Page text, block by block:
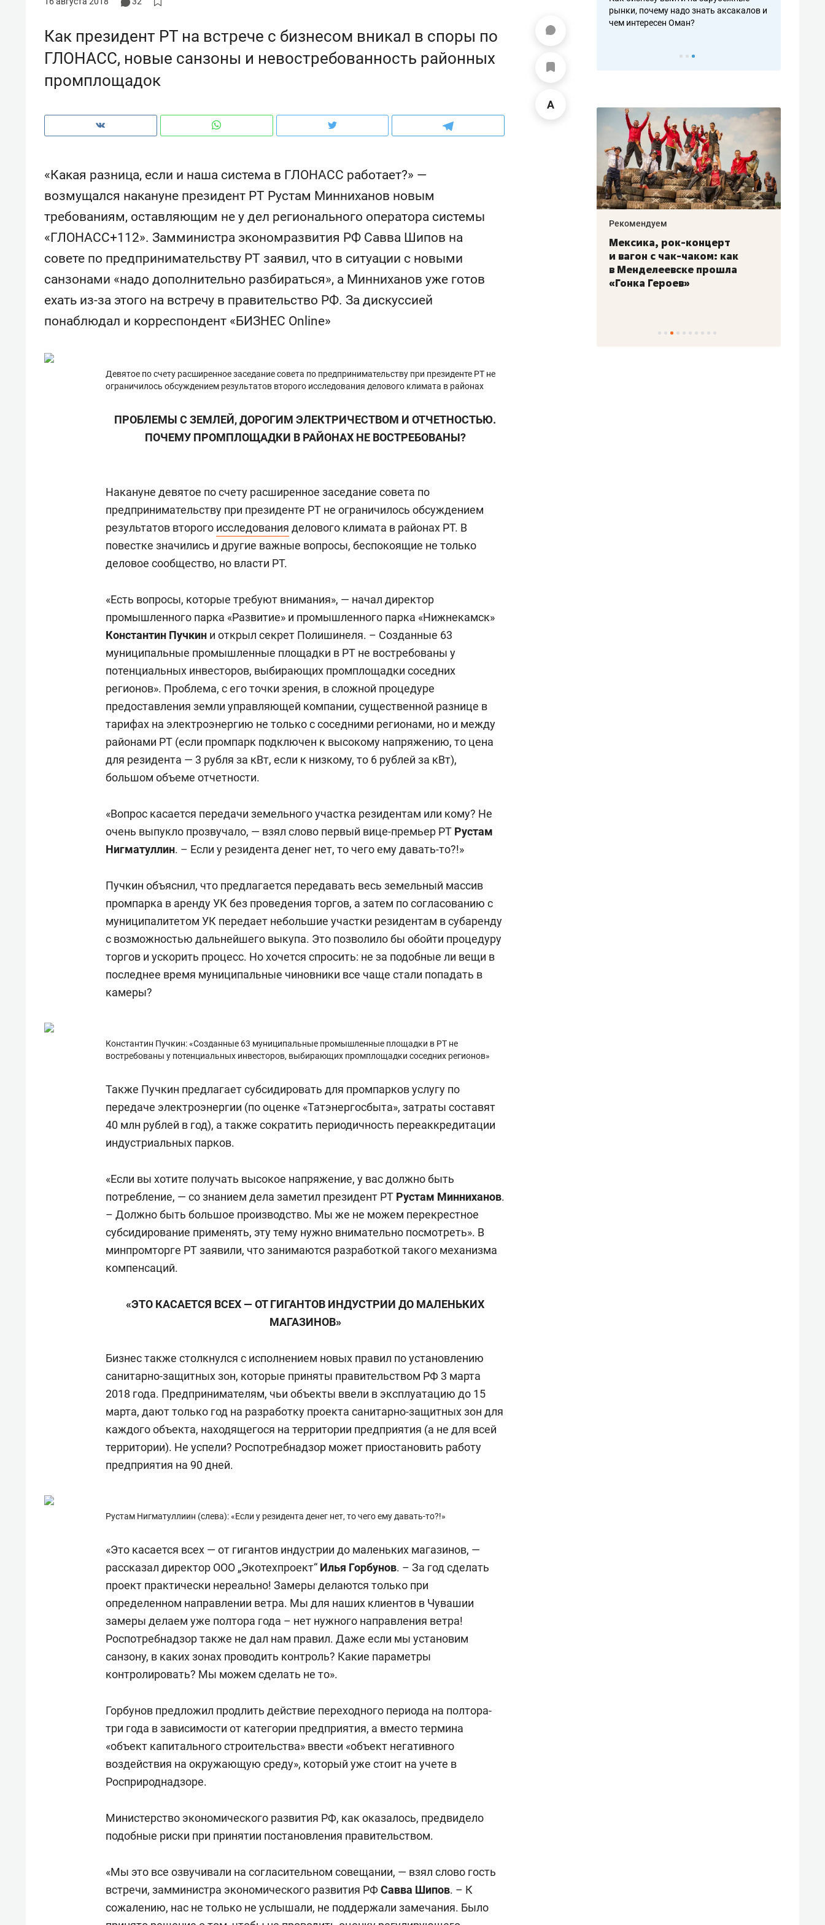
Как президент РТ на встрече с бизнесом вникал в споры по
ГЛОНАСС, новые санзоны и невостребованность районных
промплощадок
«Какая разница, если и наша система в ГЛОНАСС работает?» —
возмущался накануне президент РТ Рустам Минниханов новым
требованиям, оставляющим не у дел регионального оператора системы
«ГЛОНАСС+112». Замминистра экономразвития РФ Савва Шипов на
совете по предпринимательству РТ заявил, что в ситуации с новыми
санзонами «надо дополнительно разбираться», а Минниханов уже готов
ехать из-за этого на встречу в правительство РФ. За дискуссией
понаблюдал и корреспондент «БИЗНЕС Online»
Девятое по счету расширенное заседание совета по предпринимательству при президенте РТ не
ограничилось обсуждением результатов второго исследования делового климата в районах
ПРОБЛЕМЫ С ЗЕМЛЕЙ, ДОРОГИМ ЭЛЕКТРИЧЕСТВОМ И ОТЧЕТНОСТЬЮ.
ПОЧЕМУ ПРОМПЛОЩАДКИ В РАЙОНАХ НЕ ВОСТРЕБОВАНЫ?
Накануне девятое по счету расширенное заседание совета по
предпринимательству при президенте РТ не ограничилось обсуждением
результатов второго исследования делового климата в районах РТ. В
повестке значились и другие важные вопросы, беспокоящие не только
деловое сообщество, но власти РТ.
«Есть вопросы, которые требуют внимания», — начал директор
промышленного парка «Развитие» и промышленного парка «Нижнекамск»
Константин Пучкин и открыл секрет Полишинеля. – Созданные 63
муниципальные промышленные площадки в РТ не востребованы у
потенциальных инвесторов, выбирающих промплощадки соседних
регионов». Проблема, с его точки зрения, в сложной процедуре
предоставления земли управляющей компании, существенной разнице в
тарифах на электроэнергию не только с соседними регионами, но и между
районами РТ (если промпарк подключен к высокому напряжению, то цена
для резидента — 3 рубля за кВт, если к низкому, то 6 рублей за кВт),
большом объеме отчетности.
«Вопрос касается передачи земельного участка резидентам или кому? Не
очень выпукло прозвучало, — взял слово первый вице-премьер РТ Рустам
Нигматуллин. – Если у резидента денег нет, то чего ему давать-то?!»
Пучкин объяснил, что предлагается передавать весь земельный массив
промпарка в аренду УК без проведения торгов, а затем по согласованию с
муниципалитетом УК передает небольшие участки резидентам в субаренду
с возможностью дальнейшего выкупа. Это позволило бы обойти процедуру
торгов и ускорить процесс. Но хочется спросить: не за подобные ли вещи в
последнее время муниципальные чиновники все чаще стали попадать в
камеры?
Константин Пучкин: «Созданные 63 муниципальные промышленные площадки в РТ не
востребованы у потенциальных инвесторов, выбирающих промплощадки соседних регионов»
Также Пучкин предлагает субсидировать для промпарков услугу по
передаче электроэнергии (по оценке «Татэнергосбыта», затраты составят
40 млн рублей в год), а также сократить периодичность переаккредитации
индустриальных парков.
«Если вы хотите получать высокое напряжение, у вас должно быть
потребление, — со знанием дела заметил президент РТ Рустам Минниханов.
– Должно быть большое производство. Мы же не можем перекрестное
субсидирование применять, эту тему нужно внимательно посмотреть». В
минпромторге РТ заявили, что занимаются разработкой такого механизма
компенсаций.
«ЭТО КАСАЕТСЯ ВСЕХ — ОТ ГИГАНТОВ ИНДУСТРИИ ДО МАЛЕНЬКИХ
МАГАЗИНОВ»
Бизнес также столкнулся с исполнением новых правил по установлению
санитарно-защитных зон, которые приняты правительством РФ 3 марта
2018 года. Предпринимателям, чьи объекты ввели в эксплуатацию до 15
марта, дают только год на разработку проекта санитарно-защитных зон для
каждого объекта, находящегося на территории предприятия (а не для всей
территории). Не успели? Роспотребнадзор может приостановить работу
предприятия на 90 дней.
Рустам Нигматуллиин (слева): «Если у резидента денег нет, то чего ему давать-то?!»
«Это касается всех — от гигантов индустрии до маленьких магазинов, —
рассказал директор ООО „Экотехпроект“ Илья Горбунов. – За год сделать
проект практически нереально! Замеры делаются только при
определенном направлении ветра. Мы для наших клиентов в Чувашии
замеры делаем уже полтора года – нет нужного направления ветра!
Роспотребнадзор также не дал нам правил. Даже если мы установим
санзону, в каких зонах проводить контроль? Какие параметры
контролировать? Мы можем сделать не то».
Горбунов предложил продлить действие переходного периода на полтора-
три года в зависимости от категории предприятия, а вместо термина
«объект капитального строительства» ввести «объект негативного
воздействия на окружающую среду», который уже стоит на учете в
Росприроднадзоре.
Министерство экономического развития РФ, как оказалось, предвидело
подобные риски при принятии постановления правительством.
«Мы это все озвучивали на согласительном совещании, — взял слово гость
встречи, замминистра экономического развития РФСавва Шипов. – К
сожалению, нас не только не услышали, не поддержали замечания. Было
рынки, почему надо знать аксакалов и
чем интересен Оман?
Рекомендуем
Как ГК «МИР ГРУПП» и ВТБ
создают оазис жилого
комфорта под Казанью
Рекомендуем
150 камер до квартиры и Face
ID вместо ключа: какой будет
безопасность в ЖК «Нова»
Рекомендуем
Опыт выживания в дикой
природе, работа
состоянием как основа
антихрупких команд
Рекомендуем
Мексика, рок-концерт
и вагон с чак-чаком: как
в Менделеевске прошла
«Гонка Героев»